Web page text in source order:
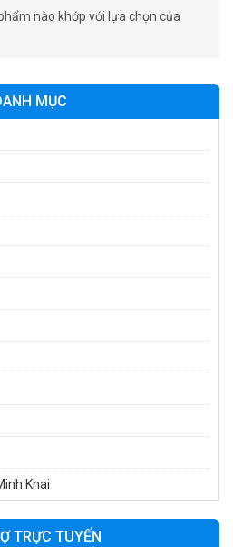
nào khớp với lựa chọn của
MỤC
Khai
TRỰC TUYẾN
đạp trẻ em FE-188
₫